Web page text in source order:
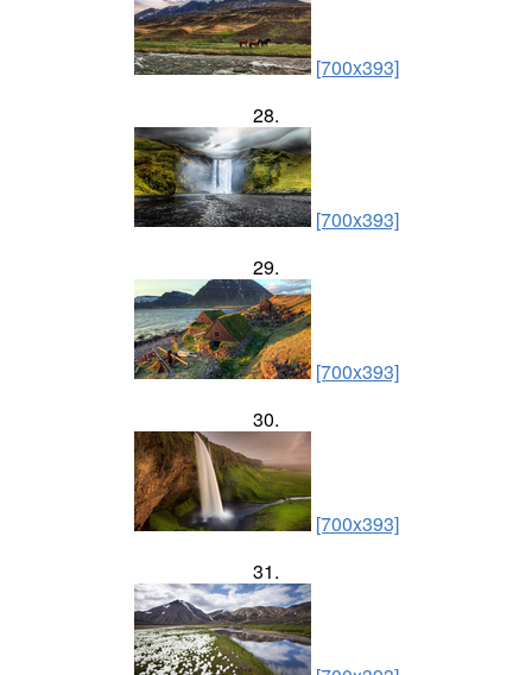
[700x393]
28.
[700x393]
29.
[700x393]
30.
[700x393]
31.